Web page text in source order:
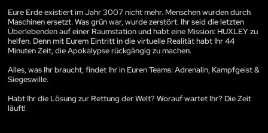
Eure Erde existiert im Jahr 3007 nicht mehr. Menschen wurden durch
Maschinen ersetzt. Was grün war, wurde zerstört. Ihr seid die letzten
Überlebenden auf einer Raumstation und habt eine Mission: HUXLEY zu
helfen. Denn mit Eurem Eintritt in die virtuelle Realität habt Ihr 44
Minuten Zeit, die Apokalypse rückgängig zu machen.
Alles, was Ihr braucht, findet Ihr in Euren Teams: Adrenalin, Kampfgeist &
Siegeswille.
Habt Ihr die Lösung zur Rettung der Welt? Worauf wartet Ihr? Die Zeit
läuft!